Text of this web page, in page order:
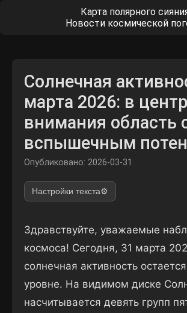
Карта полярного
Новости космической
Солнечная
марта 2026: в
внимания область
вспышечным
Опубликовано: 2026-03-31
Настройки текста⚙️
Здравствуйте, уважаемые
космоса! Сегодня, 31 марта
солнечная активность
уровне. На видимом диске
насчитывается девять групп